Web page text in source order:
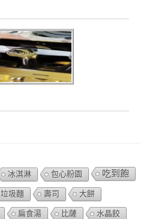
冰淇淋 包心粉園 吃到飽
垃圾麵 壽司 大餅
扁食湯 比薩 水晶餃